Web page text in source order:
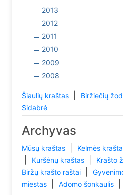
2013
2012
2011
2010
2009
2008
Šiaulių kraštas Biržiečių
Sidabrė
Archyvas
Mūsų kraštas Kelmės
Kuršėnų kraštas Krašto
Biržų krašto raštai
miestas
Adomo šonkaulis